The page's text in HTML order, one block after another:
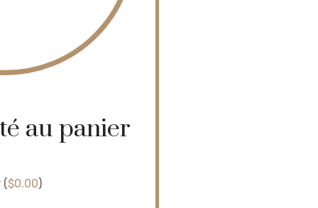
au panier
($0.00)